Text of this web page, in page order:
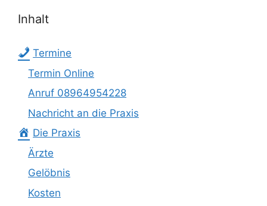
Inhalt
Termine
Termin Online
Anruf 08964954228
Nachricht an die Praxis
Die Praxis
Ärzte
Gelöbnis
Kosten